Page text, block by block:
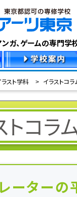
ンガ、ゲームの専門学
ラスト学科 イラストコラ
トコラ
ーター